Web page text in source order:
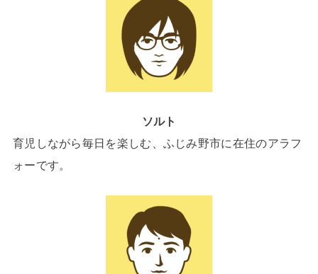
ソルト
育児しながら毎日を楽しむ、ふじみ野市に在住のアラフ
ォーです。